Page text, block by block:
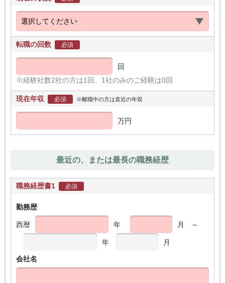
転職の回数 必須
回
※経験社数2社の方は1回、1社のみのご経験は0回
現在年収 必須 ※離職中の方は直近の年収
万円
最近の、または最長の職務経歴
職務経歴書1 必須
勤務歴
西暦 年 月 ～
年 月
会社名